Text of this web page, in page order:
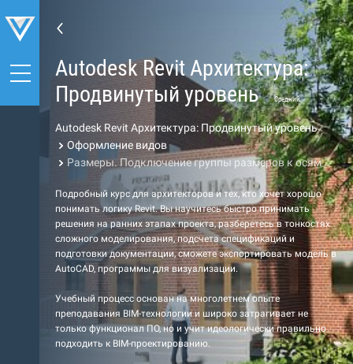
Autodesk Revit Архитектура:
Продвинутый уровень
Средний
Autodesk Revit Архитектура: Продвинутый уровень
Оформление видов
Размеры. Подключение группы размеров к осям
Подробный курс для архитекторов и тех, кто хочет хорошо
понимать логику Revit. Вы научитесь быстро принимать
решения на ранних этапах проекта, разберетесь в тонкостях
сложного моделирования, подсчета спецификаций и
подготовки документации, сможете экспортировать модель в
AutoCAD, программы для визуализации.
Учебный процесс основан на многолетнем опыте
преподавания BIM-технологии и широко затрагивает не
только функционал ПО, но и учит идеологически правильно
подходить к BIM-проектированию.